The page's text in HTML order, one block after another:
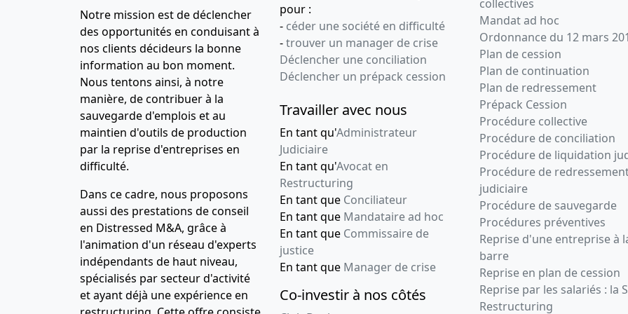
Notre mission est de déclencher
des opportunités en conduisant à
nos clients décideurs la bonne
information au bon moment.
Nous tentons ainsi, à notre
manière, de contribuer à la
sauvegarde d'emplois et au
maintien d'outils de production
par la reprise d'entreprises en
difficulté.
Dans ce cadre, nous proposons
aussi des prestations de conseil
en Distressed M&A, grâce à
l'animation d'un réseau d'experts
indépendants de haut niveau,
spécialisés par secteur d'activité
et ayant déjà une expérience en
pour :
- céder une société en difficulté
-trouver un manager de crise
Déclencher une conciliation
Déclencher un prépack cession
Travailler avec nous
En tant qu'Administrateur
Judiciaire
En tant qu'Avocat en
Restructuring
En tant que Conciliateur
En tant que Mandataire ad hoc
En tant que Commissaire de
justice
En tant que Manager de crise
Co-investir à nos côtés
collectives
Mandat ad hoc
Ordonnance du 12 mars
Plan de cession
Plan de continuation
Plan de redressement
Prépack Cession
Procédure collective
Procédure de conciliation
Procédure de liquidation
Procédure de
judiciaire
Procédure de sauvegarde
Procédures préventives
Reprise d'une entreprise à
barre
Reprise en plan de cession
Reprise par les salariés : la
Restructuring